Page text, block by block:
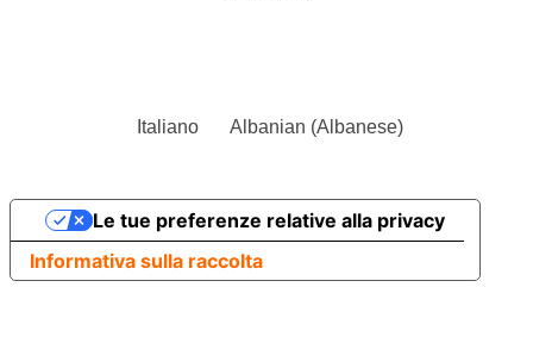
Italiano Albanian (Albanese)
Informativa sulla raccolta
Le tue preferenze relative alla privacy